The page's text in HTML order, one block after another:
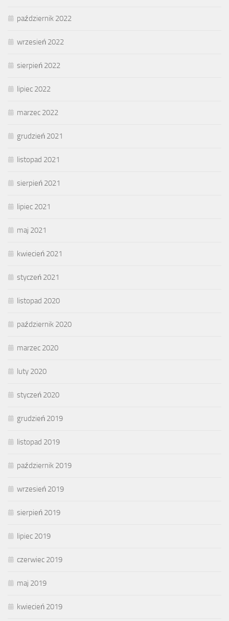
październik 2022
wrzesień 2022
sierpień 2022
lipiec 2022
marzec 2022
grudzień 2021
listopad 2021
sierpień 2021
lipiec 2021
maj 2021
kwiecień 2021
styczeń 2021
listopad 2020
październik 2020
marzec 2020
luty 2020
styczeń 2020
grudzień 2019
listopad 2019
październik 2019
wrzesień 2019
sierpień 2019
lipiec 2019
czerwiec 2019
maj 2019
kwiecień 2019